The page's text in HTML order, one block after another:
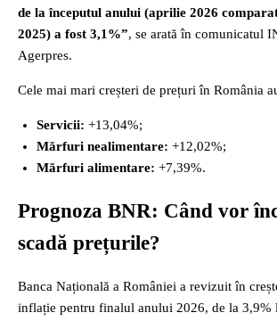
de la începutul anului (aprilie 2026
2025) a fost 3,1%”, se arată în comunicatul
Agerpres.
Cele mai mari creșteri de prețuri în România
Servicii: +13,04%;
Mărfuri nealimentare: +12,02%;
Mărfuri alimentare: +7,39%.
Prognoza BNR: Când vor
scadă prețurile?
Banca Națională a României a revizuit în
inflație pentru finalul anului 2026, de la 3,9%